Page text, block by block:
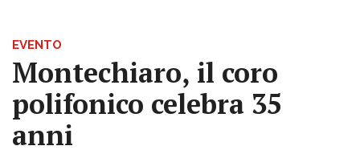
EVENTO
Montechiaro, il coro
polifonico celebra 35
anni